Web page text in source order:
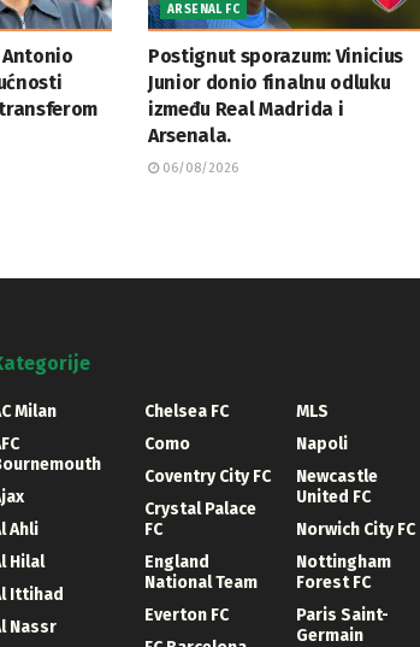
ARSENAL FC
Postignut sporazum: Vinicius
Junior donio finalnu odluku
između Real Madrida i
Arsenala.
06/08/2026
Milan
Ahli
Hilal
Ittihad
Nassr
Chelsea FC
Como
Coventry City FC
Crystal Palace
FC
England
National Team
Everton FC
MLS
Napoli
Newcastle
United FC
Norwich City FC
Nottingham
Forest FC
Paris Saint-
Germain